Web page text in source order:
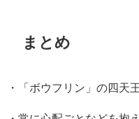
まとめ
・「ボウフリン」の四天